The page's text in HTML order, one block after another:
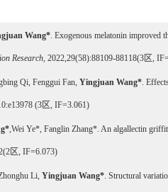
Wang*. Exogenous melatonin improved
Research, 2022,29(58):88109-88118(3 区,
Qi, Fenggui Fan, Yingjuan Wang*.
(3 区, IF=3.061)
*,Wei Ye*, Fanglin Zhang*. An algallectin
区, IF=6.073)
Li, Yingjuan Wang*. Structural